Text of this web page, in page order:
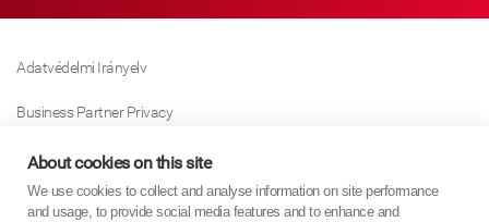
Adatvédelmi Irányelv
Business Partner Privacy
Sütikre Vonatkozó Irányelv
Modern Slavery Act Policy
About cookies on this site
We use cookies to collect and analyse information on site performance
and usage, to provide social media features and to enhance and